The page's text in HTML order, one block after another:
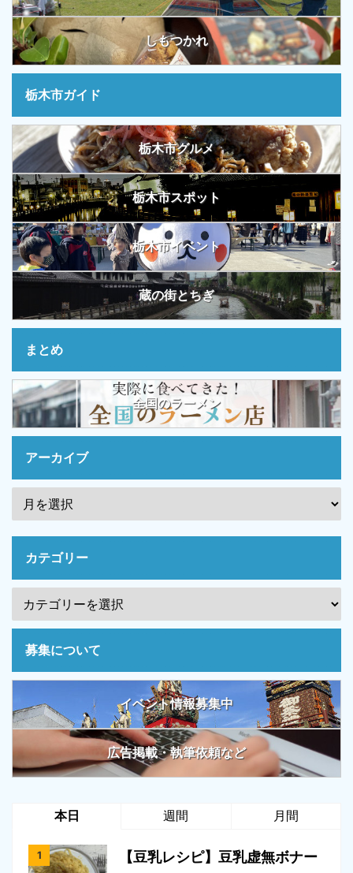
しもつかれ
栃木市ガイド
栃木市グルメ
栃木市スポット
栃木市イベント
蔵の街とちぎ
まとめ
全国のラーメン
アーカイブ
カテゴリー
募集について
イベント情報募集中
広告掲載・執筆依頼など
本日 週間 月間
【豆乳レシピ】豆乳虚無ボナー